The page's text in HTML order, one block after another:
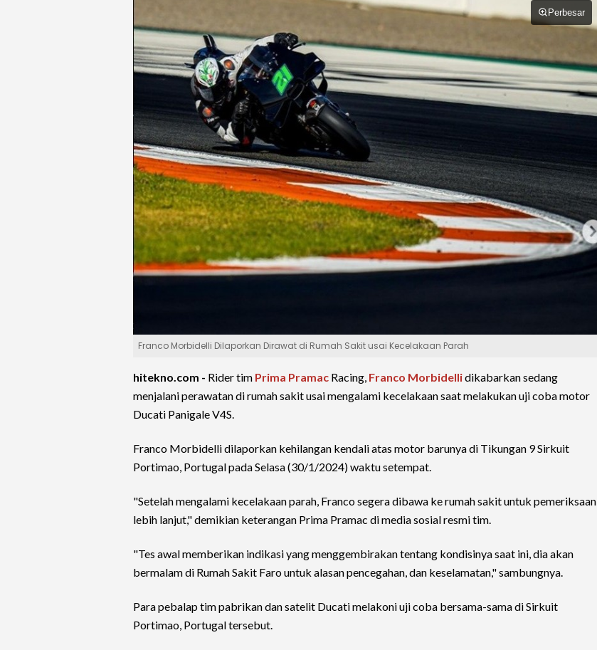
Perbesar
Franco Morbidelli Dilaporkan Dirawat di Rumah Sakit usai Kecelakaan Parah
hitekno.com - Rider tim Prima Pramac Racing, Franco Morbidellidikabarkan sedang
menjalani perawatan di rumah sakit usai mengalami kecelakaan saat melakukan uji coba motor
Ducati Panigale V4S.
Franco Morbidelli dilaporkan kehilangan kendali atas motor barunya di Tikungan 9 Sirkuit
Portimao, Portugal pada Selasa (30/1/2024) waktu setempat.
"Setelah mengalami kecelakaan parah, Franco segera dibawa ke rumah sakit untuk pemeriksaan
lebih lanjut," demikian keterangan Prima Pramac di media sosial resmi tim.
"Tes awal memberikan indikasi yang menggembirakan tentang kondisinya saat ini, dia akan
bermalam di Rumah Sakit Faro untuk alasan pencegahan, dan keselamatan," sambungnya.
Para pebalap tim pabrikan dan satelit Ducati melakoni uji coba bersama-sama di Sirkuit
Portimao, Portugal tersebut.